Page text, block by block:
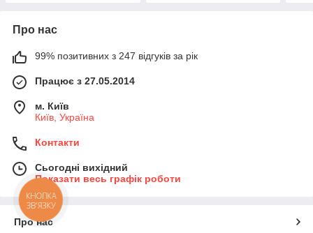
Про нас
99% позитивних з 247 відгуків за рік
Працює з 27.05.2014
м. Київ
Київ, Україна
Контакти
Сьогодні вихідний
Показати весь графік роботи
Про нас
КНОПКА
ЗВ'ЯЗКУ